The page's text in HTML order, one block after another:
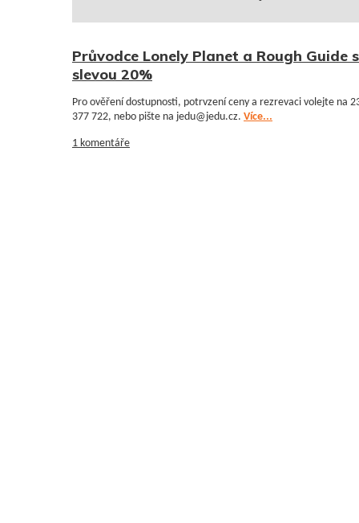
Průvodce Lonely Planet a Rough Guide
slevou 20%
Pro ověření dostupnosti, potrvzení ceny a rezrevaci volejte na
377 722, nebo pište na jedu@jedu.cz. Více...
1 komentáře